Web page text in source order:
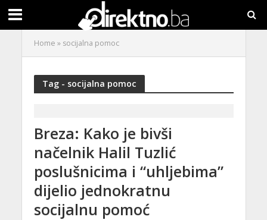
Home » socijalna pomoc
Tag - socijalna pomoc
Breza: Kako je bivši
načelnik Halil Tuzlić
poslušnicima i “uhljebima”
dijelio jednokratnu
socijalnu pomoć